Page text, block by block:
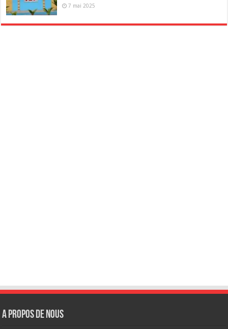
7 mai 2025
A Propos de Nous